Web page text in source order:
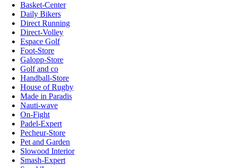
Basket-Center
Daily Bikers
Direct Running
Direct-Volley
Espace Golf
Foot-Store
Galopp-Store
Golf and co
Handball-Store
House of Rugby
Made in Paradis
Nauti-wave
On-Fight
Padel-Expert
Pecheur-Store
Pet and Garden
Slowood Interior
Smash-Expert